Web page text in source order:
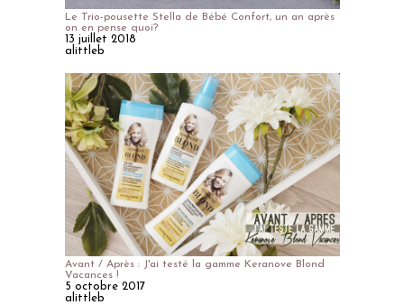
Le Trio-pousette Stella de Bébé Confort, un an après
on en pense quoi?
13 juillet 2018
alittleb
Avant / Après : J'ai testé la gamme Keranove Blond
Vacances !
5 octobre 2017
alittleb